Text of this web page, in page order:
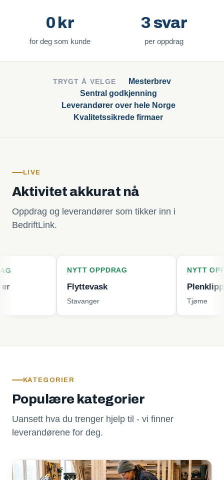
0 kr
for deg som kunde
3 svar
per oppdrag
TRYGT Å VELGE
Mesterbrev
Sentral godkjenning
Leverandører over hele Norge
Kvalitetssikrede firmaer
LIVE
Aktivitet akkurat nå
Oppdrag og leverandører som tikker inn i
BedriftLink.
NYTT OPPDRAG
Flyttevask
NYTT OPPDRAG
Plenklipping
KATEGORIER
Populære kategorier
Uansett hva du trenger hjelp til - vi finner
leverandørene for deg.